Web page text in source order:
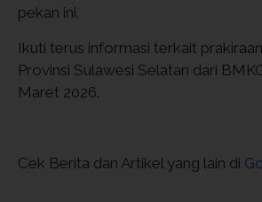
pekan ini.
Ikuti terus informasi terkait
Provinsi Sulawesi Selatan dari
Maret 2026.
Cek Berita dan Artikel yang lain di